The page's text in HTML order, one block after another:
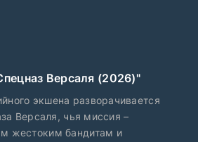
Версаля (2026)"
экшена разворачивается
Версаля, чья миссия –
жестоким бандитам и